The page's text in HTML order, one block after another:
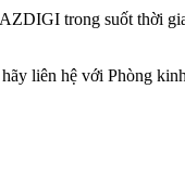
trong suốt thời
liên hệ với Phòng